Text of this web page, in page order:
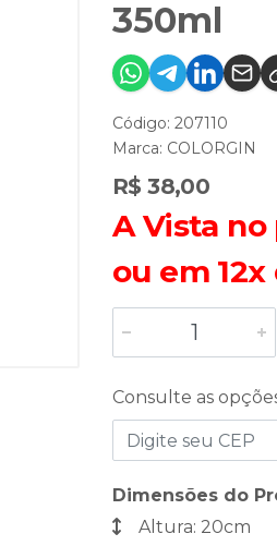
350ml
Código: 207110
Marca: COLORGIN
R$ 38,00
A Vista no
ou em 12x
Consulte as
Dimensões do
Altura: 20cm